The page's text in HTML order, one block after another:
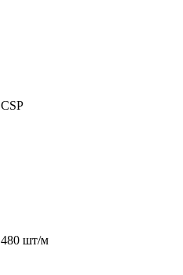
CSP
480 шт/м